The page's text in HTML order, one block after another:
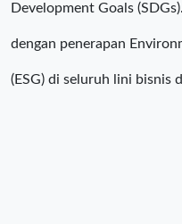
Development Goals
dengan penerapan
(ESG) di seluruh lini bisnis